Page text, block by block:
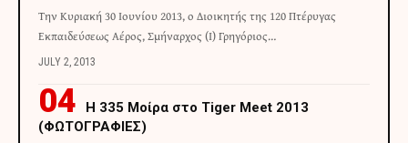
Την Κυριακή 30 Ιουνίου 2013, ο Διοικητής της 120 Πτέρυγας
Εκπαιδεύσεως Αέρος, Σμήναρχος (Ι) Γρηγόριος…
JULY 2, 2013
H 335 Μοίρα στο Tiger Meet 2013
(ΦΩΤΟΓΡΑΦΙΕΣ)